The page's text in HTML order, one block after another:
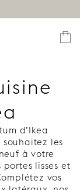
d’Ikea
souhaitez les
à votre
lisses et
vos